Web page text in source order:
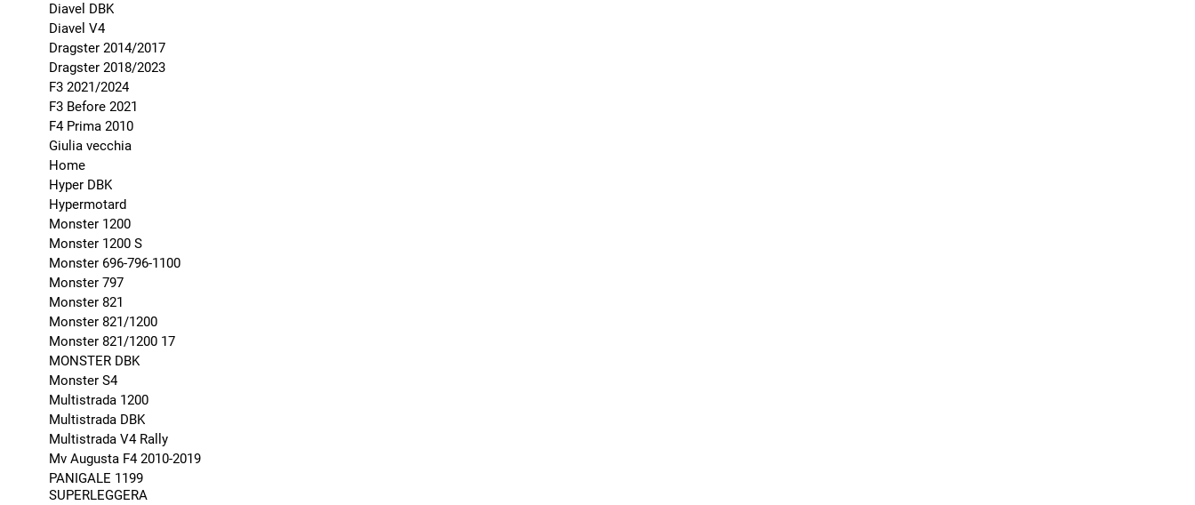
Diavel DBK
Diavel V4
Dragster 2014/2017
Dragster 2018/2023
F3 2021/2024
F3 Before 2021
F4 Prima 2010
Giulia vecchia
Home
Hyper DBK
Hypermotard
Monster 1200
Monster 1200 S
Monster 696-796-1100
Monster 797
Monster 821
Monster 821/1200
Monster 821/1200 17
MONSTER DBK
Monster S4
Multistrada 1200
Multistrada DBK
Multistrada V4 Rally
Mv Augusta F4 2010-2019
PANIGALE 1199
SUPERLEGGERA